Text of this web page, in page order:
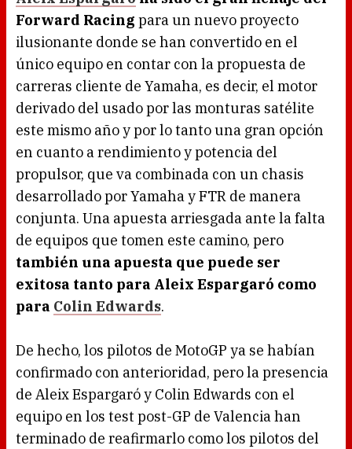
Forward Racing para un nuevo proyecto
ilusionante donde se han convertido en el
único equipo en contar con la propuesta de
carreras cliente de Yamaha, es decir, el motor
derivado del usado por las monturas satélite
este mismo año y por lo tanto una gran opción
en cuanto a rendimiento y potencia del
propulsor, que va combinada con un chasis
desarrollado por Yamaha y FTR de manera
conjunta. Una apuesta arriesgada ante la falta
de equipos que tomen este camino, pero
también una apuesta que puede ser
exitosa tanto para Aleix Espargaró como
para Colin Edwards.
De hecho, los pilotos de MotoGP ya se habían
confirmado con anterioridad, pero la presencia
de Aleix Espargaró y Colin Edwards con el
equipo en los test post-GP de Valencia han
terminado de reafirmarlo como los pilotos del